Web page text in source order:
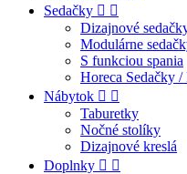
Sedačky  
Dizajnové
Modulárne
S funkciou spania
Horeca Sedačky /
Nábytok  
Taburetky
Nočné stolíky
Dizajnové kreslá
Doplnky  